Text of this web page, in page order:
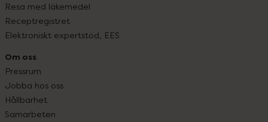
Resa med läkemedel
Receptregistret
Elektroniskt expertstöd, EES
Om oss
Pressrum
Jobba hos oss
Hållbarhet
Samarbeten